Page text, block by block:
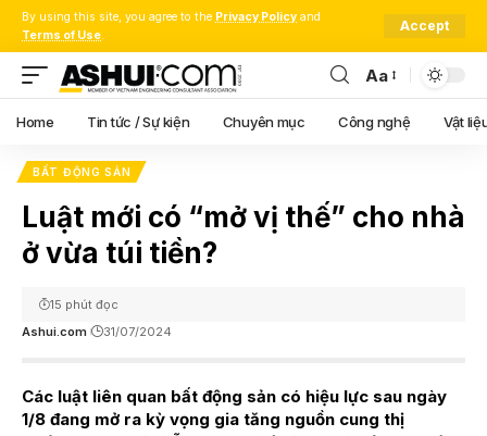
By using this site, you agree to the Privacy Policy and
Terms of Use.
Accept
Font
Resizer
Aa
Home Tin tức / Sự kiện Chuyên mục Công nghệ Vật
BẤT ĐỘNG SẢN
Luật mới có “mở vị thế” cho nhà
ở vừa túi tiền?
Ashui.com 31/07/2024
15 phút đọc
Các luật liên quan bất động sản có hiệu lực sau ngày
1/8 đang mở ra kỳ vọng gia tăng nguồn cung thị